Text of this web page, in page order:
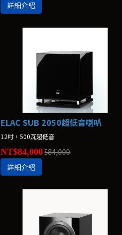
詳細介紹
ELAC SUB 2050超低音喇叭
12吋，500瓦超低音
NT$84,000$84,000
詳細介紹